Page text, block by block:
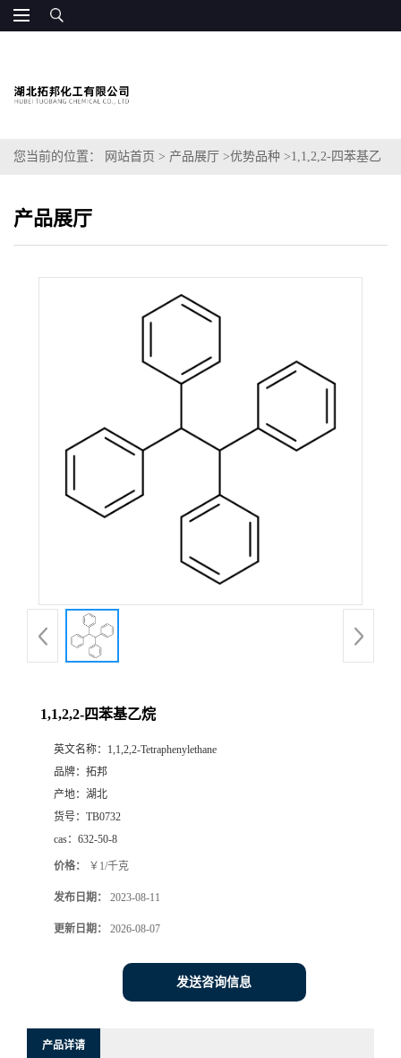
您当前的位置： 网站首页 > 产品展厅 >优势品种 >1,1,2,2-四苯基乙
产品展厅
1,1,2,2-四苯基乙烷
英文名称： 1,1,2,2-Tetraphenylethane
品牌： 拓邦
产地： 湖北
货号： TB0732
cas： 632-50-8
价格： ￥1/千克
发布日期： 2023-08-11
更新日期： 2026-08-07
发送咨询信息
产品详请